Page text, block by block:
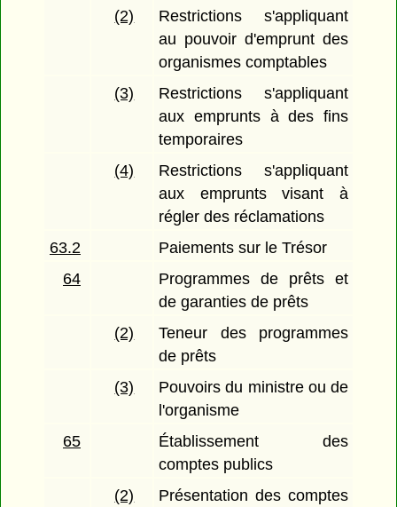
(2)
Restrictions s'appliquant
au pouvoir d'emprunt des
organismes comptables
(3)
Restrictions s'appliquant
aux emprunts à des fins
temporaires
(4)
Restrictions s'appliquant
aux emprunts visant à
régler des réclamations
63.2
Paiements sur le Trésor
64
Programmes de prêts et
de garanties de prêts
(2)
Teneur des programmes
de prêts
(3)
Pouvoirs du ministre ou de
l'organisme
65
Établissement des
comptes publics
(2)
Présentation des comptes